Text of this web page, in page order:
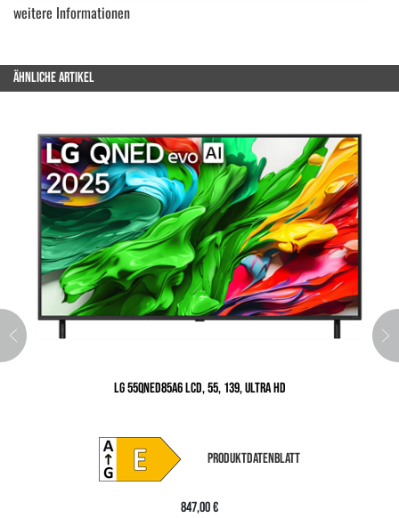
weitere Informationen
ÄHNLICHE ARTIKEL
LG 55QNED85A6 LCD, 55, 139, ULTRA HD
PRODUKTDATENBLATT
847,00 €